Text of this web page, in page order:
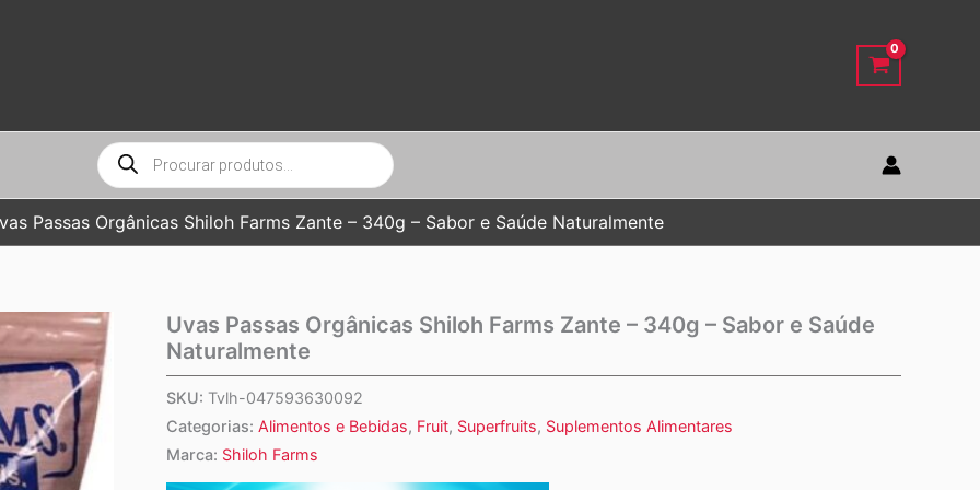
Pesquisar
produtos
Passas Orgânicas Shiloh Farms Zante – 340g – Sabor e Saúde Naturalmente
Uvas Passas Orgânicas Shiloh Farms Zante – 340g – Sabor e Saúde
Naturalmente
SKU: Tvlh-047593630092
Categorias: Alimentos e Bebidas, Fruit, Superfruits, Suplementos Alimentares
Marca: Shiloh Farms